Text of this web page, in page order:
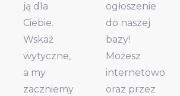
ją dla
Ciebie.
Wskaż
wytyczne,
a my
zaczniemy
ogłoszenie
do naszej
bazy!
Możesz
internetowo
oraz przez